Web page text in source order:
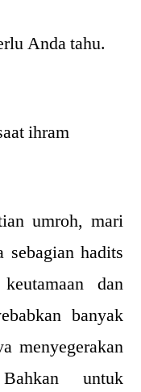
Anda tahu.
ihram
umroh, mari
sebagian hadits
dan
banyak
menyegerakan
untuk